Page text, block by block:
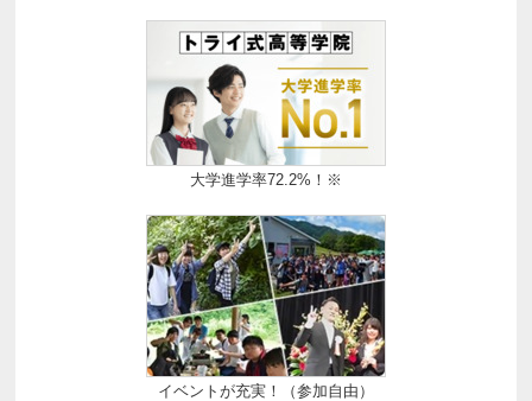
大学進学率72.2%！※
イベントが充実！（参加自由）